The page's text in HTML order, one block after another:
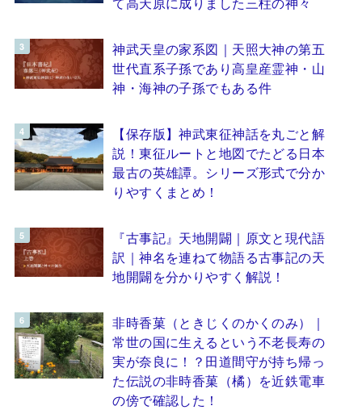
神武天皇の家系図｜天照大神の第五
世代直系子孫であり高皇産霊神・山
神・海神の子孫でもある件
【保存版】神武東征神話を丸ごと解
説！東征ルートと地図でたどる日本
最古の英雄譚。シリーズ形式で分か
りやすくまとめ！
『古事記』天地開闢｜原文と現代語
訳｜神名を連ねて物語る古事記の天
地開闢を分かりやすく解説！
非時香菓（ときじくのかくのみ）｜
常世の国に生えるという不老長寿の
実が奈良に！？田道間守が持ち帰っ
た伝説の非時香菓（橘）を近鉄電車
の傍で確認した！